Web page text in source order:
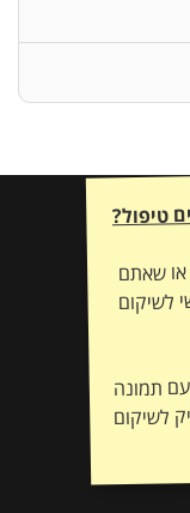
טיפול?
שאתם
לשיקום
תמונה
לכם את הטיפול המדויק לשיקום